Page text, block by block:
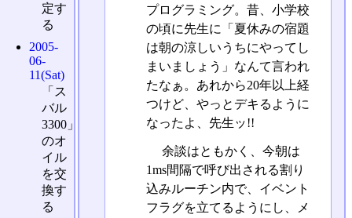
プログラミング。昔、小学校
の頃に先生に「夏休みの宿題
は朝の涼しいうちにやってし
まいましょう」なんて言われ
たなぁ。あれから20年以上経
つけど、やっとデキるように
なったよ、先生ッ!!
余談はともかく、今朝は
1ms間隔で呼び出される割り
込みルーチン内で、イベント
フラグを立てるようにし、メ
定す
る
2005-
06-
11(Sat)
「ス
バル
3300」
のオ
イル
を交
換す
る